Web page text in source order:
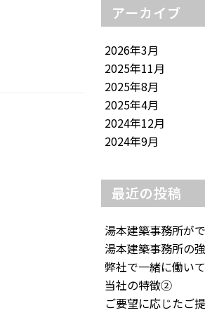
アーカイブ
2026年3月
2025年11月
2025年8月
2025年4月
2024年12月
2024年9月
最近の投稿
湯本建築事務所が
湯本建築事務所の
弊社で一緒に働い
当社の特徴②
ご要望に応じたご